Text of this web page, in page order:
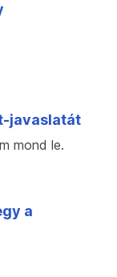
javaslatát
mond le.
a